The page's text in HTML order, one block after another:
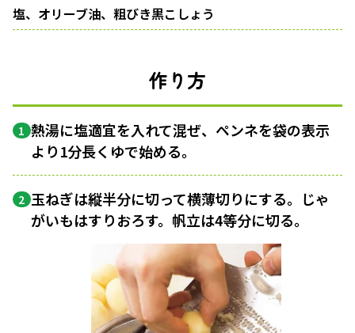
塩、オリーブ油、粗びき黒こしょう
作り方
1 熱湯に塩適宜を入れて混ぜ、ペンネを袋の表示
より1分長くゆで始める。
2 玉ねぎは縦半分に切って横薄切りにする。じゃ
がいもはすりおろす。帆立は4等分に切る。